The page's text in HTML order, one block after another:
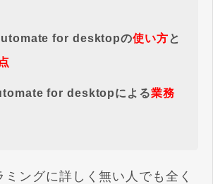
for desktopの使い方と
for desktopによる業務
ミングに詳しく無い人でも全く